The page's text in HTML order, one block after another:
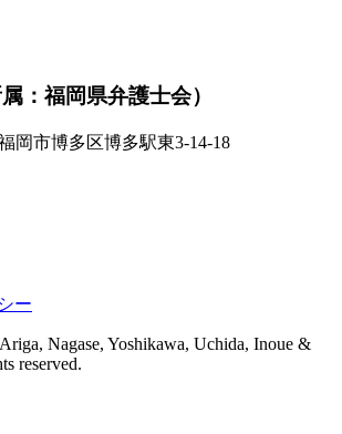
属：福岡県弁護士会）
岡市博多区博多駅東3-14-18
ー
Nagase, Yoshikawa, Uchida, Inoue &
reserved.